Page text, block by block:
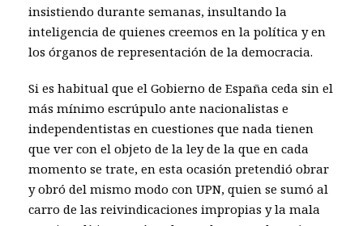
insistiendo durante semanas, insultando la
inteligencia de quienes creemos en la política y en
los órganos de representación de la democracia.
Si es habitual que el Gobierno de España ceda sin el
más mínimo escrúpulo ante nacionalistas e
independentistas en cuestiones que nada tienen
que ver con el objeto de la ley de la que en cada
momento se trate, en esta ocasión pretendió obrar
y obró del mismo modo con UPN, quien se sumó al
carro de las reivindicaciones impropias y la mala